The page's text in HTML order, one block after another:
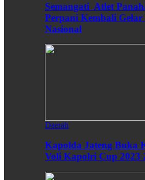
Semangati Atlet
Perpani Kembali
Nasional
Daerah
Kapolda Jateng Buka
Voli Kapolri Cup 2023